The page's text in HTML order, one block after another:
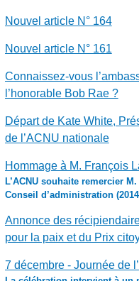
Nouvel article N° 164
Nouvel article N° 161
Connaissez-vous
l’honorable Bob Rae ?
Départ de Kate White,
de l’ACNU nationale
Hommage à M. François
L’ACNU souhaite remercier
Conseil d’administration
Annonce des
pour la paix et du Prix
7 décembre - Journée de